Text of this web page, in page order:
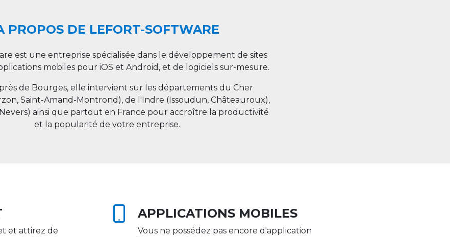
PROPOS DE LEFORT-SOFTWARE
est une entreprise spécialisée dans le développement de sites
mobiles pour iOS et Android, et de logiciels sur-mesure.
de Bourges, elle intervient sur les départements du Cher
Saint-Amand-Montrond), de l'Indre (Issoudun, Châteauroux),
ainsi que partout en France pour accroître la productivité
et la popularité de votre entreprise.
et attirez de
APPLICATIONS MOBILES
Vous ne possédez pas encore d'application